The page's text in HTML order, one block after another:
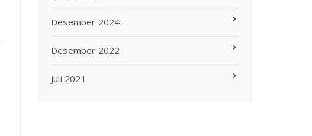
Desember 2024
Desember 2022
Juli 2021